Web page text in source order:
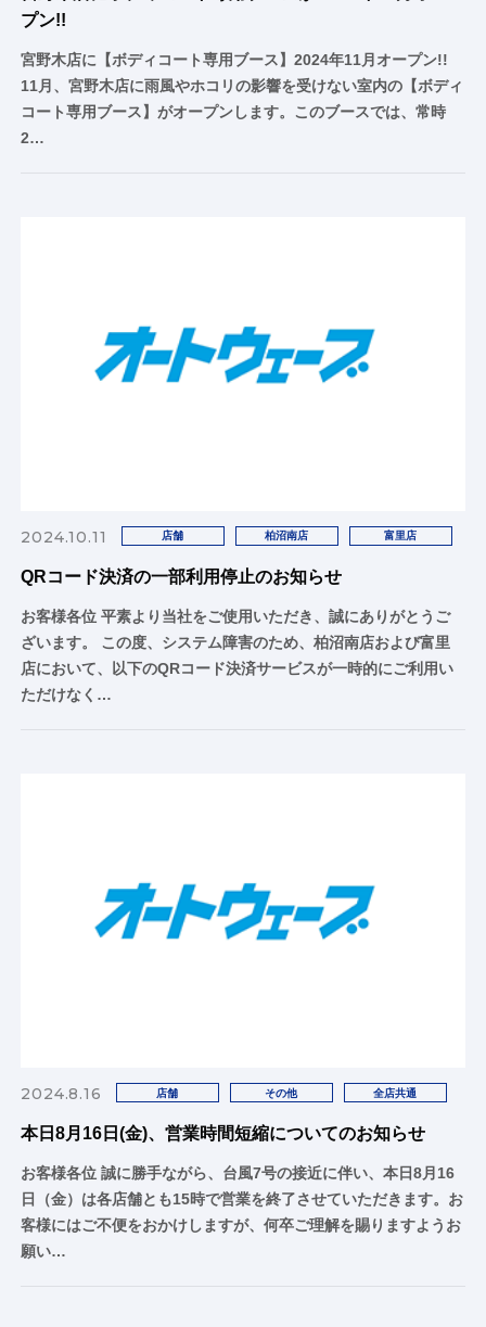
プン!!
宮野木店に【ボディコート専用ブース】2024年11月オープン!!
11月、宮野木店に雨風やホコリの影響を受けない室内の【ボディ
コート専用ブース】がオープンします。このブースでは、常時
2…
2024.10.11 店舗 柏沼南店 富里店
QRコード決済の一部利用停止のお知らせ
お客様各位 平素より当社をご使用いただき、誠にありがとうご
ざいます。 この度、システム障害のため、柏沼南店および富里
店において、以下のQRコード決済サービスが一時的にご利用い
ただけなく…
2024.8.16 店舗 その他 全店共通
本日8月16日(金)、営業時間短縮についてのお知らせ
お客様各位 誠に勝手ながら、台風7号の接近に伴い、本日8月16
日（金）は各店舗とも15時で営業を終了させていただきます。お
客様にはご不便をおかけしますが、何卒ご理解を賜りますようお
願い…